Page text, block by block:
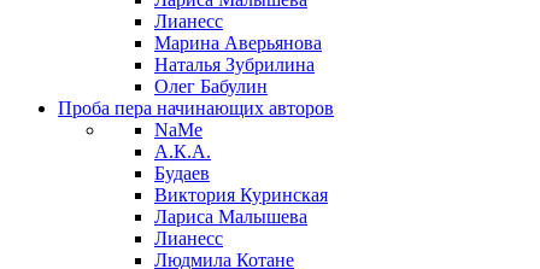
Лианесс
Марина Аверьянова
Наталья Зубрилина
Олег Бабулин
Проба пера начинающих авторов
NaMe
А.К.А.
Будаев
Виктория Куринская
Лариса Малышева
Лианесс
Людмила Котане